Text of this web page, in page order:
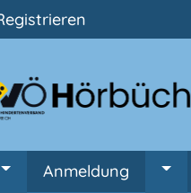
Untermenü von Katalog
Anmeldung